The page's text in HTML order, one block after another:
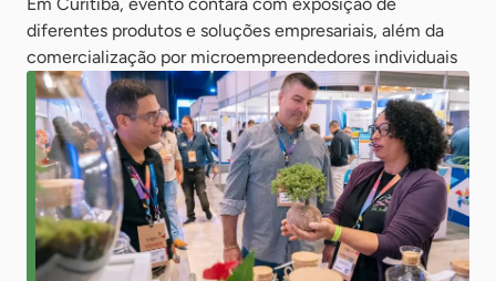
diferentes produtos e soluções empresariais, além da
comercialização por microempreendedores individuais